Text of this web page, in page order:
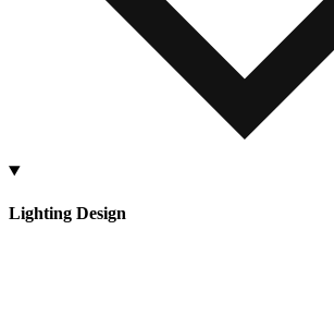
Lighting Design